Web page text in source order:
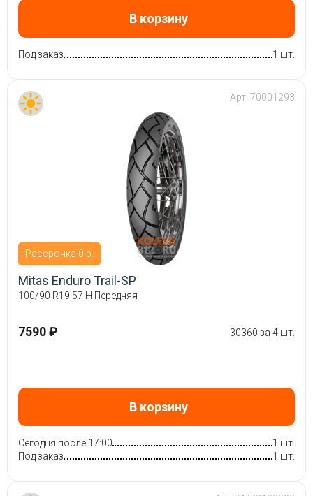
В корзину
Под заказ 1 шт.
Рассрочка 0 р.
Арт: 70001293
Mitas Enduro Trail-SP
100/90 R19 57 H Передняя
7590 ₽ 30360 за 4 шт.
В корзину
Сегодня после 17:00
1 шт.
Под заказ
1 шт.